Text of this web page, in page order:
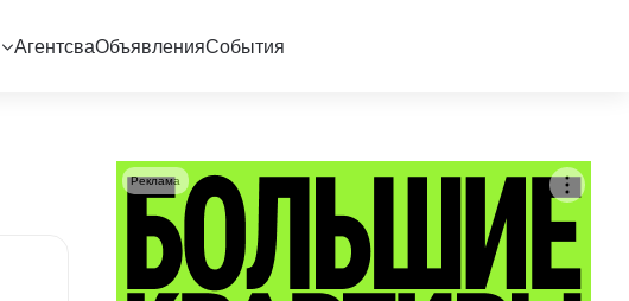
АгентсваОбъявленияСобытия
Реклама